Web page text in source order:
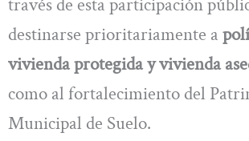
través de esta participación
destinarse prioritariamente a
vivienda protegida y vivienda
como al fortalecimiento del
Municipal de Suelo.